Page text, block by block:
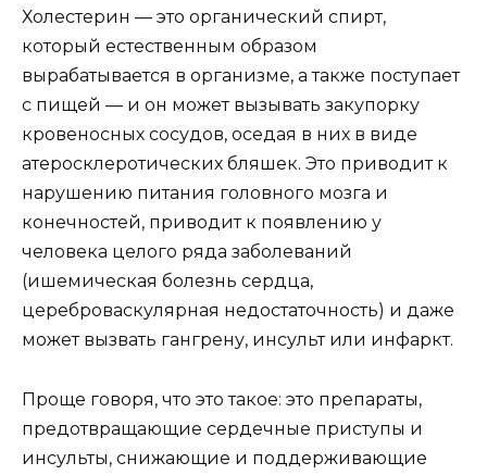
Холестерин — это органический спирт,
который естественным образом
вырабатывается в организме, а также поступает
с пищей — и он может вызывать закупорку
кровеносных сосудов, оседая в них в виде
атеросклеротических бляшек. Это приводит к
нарушению питания головного мозга и
конечностей, приводит к появлению у
человека целого ряда заболеваний
(ишемическая болезнь сердца,
цереброваскулярная недостаточность) и даже
может вызвать гангрену, инсульт или инфаркт.
Проще говоря, что это такое: это препараты,
предотвращающие сердечные приступы и
инсульты, снижающие и поддерживающие